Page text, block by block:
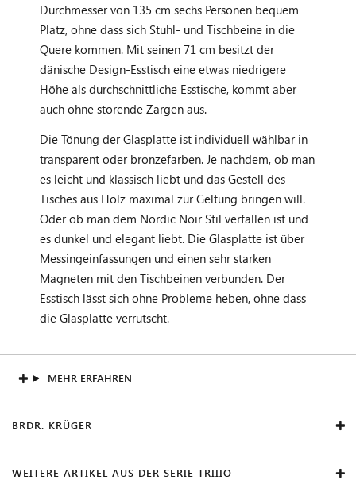
Durchmesser von 135 cm sechs Personen bequem
Platz, ohne dass sich Stuhl- und Tischbeine in die
Quere kommen. Mit seinen 71 cm besitzt der
dänische Design-Esstisch eine etwas niedrigere
Höhe als durchschnittliche Esstische, kommt aber
auch ohne störende Zargen aus.
Die Tönung der Glasplatte ist individuell wählbar in
transparent oder bronzefarben. Je nachdem, ob man
es leicht und klassisch liebt und das Gestell des
Tisches aus Holz maximal zur Geltung bringen will.
Oder ob man dem Nordic Noir Stil verfallen ist und
es dunkel und elegant liebt. Die Glasplatte ist über
Messingeinfassungen und einen sehr starken
Magneten mit den Tischbeinen verbunden. Der
Esstisch lässt sich ohne Probleme heben, ohne dass
die Glasplatte verrutscht.
MEHR ERFAHREN
BRDR. KRÜGER
WEITERE ARTIKEL AUS DER SERIE TRIIIO